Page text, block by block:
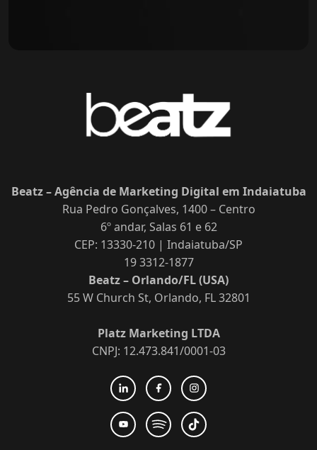
Beatz – Agência de Marketing Digital em Indaiatuba
Rua Pedro Gonçalves, 1400 – Centro
6º andar, Salas 61 e 62
CEP: 13330-210 | Indaiatuba/SP
19 3312-1877
Beatz – Orlando/FL (USA)
55 W Church St, Orlando, FL 32801
Platz Marketing LTDA
CNPJ: 12.473.841/0001-03